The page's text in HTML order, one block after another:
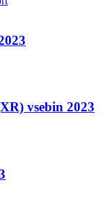
vsebin 2023